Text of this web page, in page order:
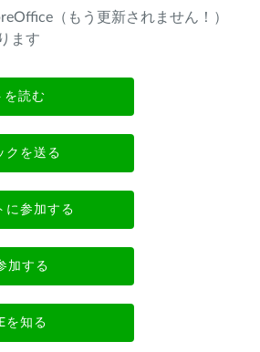
（もう更新されません！）
ます
を読む
クを送る
に参加する
加する
を知る